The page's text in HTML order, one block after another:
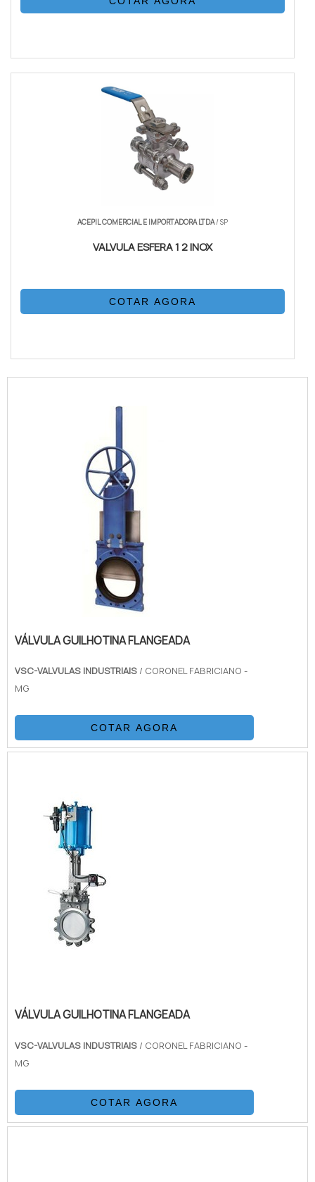
ACEPIL COMERCIAL E IMPORTADORA LTDA/ SP
VALVULA ESFERA 1 2 INOX
COTAR AGORA
VÁLVULA GUILHOTINA FLANGEADA
VSC-VALVULAS INDUSTRIAIS / CORONEL FABRICIANO -
MG
COTAR AGORA
VÁLVULA GUILHOTINA FLANGEADA
VSC-VALVULAS INDUSTRIAIS / CORONEL FABRICIANO -
MG
COTAR AGORA